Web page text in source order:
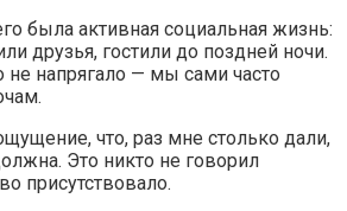
была активная социальная жизнь:
друзья, гостили до поздней ночи.
не напрягало — мы сами часто
что, раз мне столько дали,
Это никто не говорил
присутствовало.